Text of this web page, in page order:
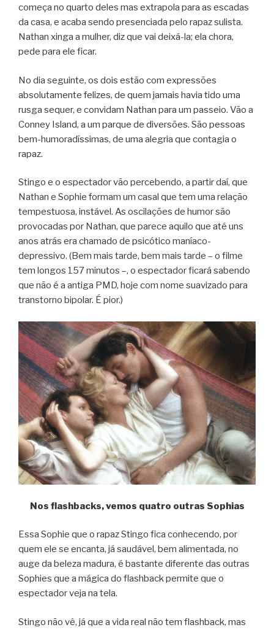
começa no quarto deles mas extrapola para as escadas
da casa, e acaba sendo presenciada pelo rapaz sulista.
Nathan xinga a mulher, diz que vai deixá-la; ela chora,
pede para ele ficar.
No dia seguinte, os dois estão com expressões
absolutamente felizes, de quem jamais havia tido uma
rusga sequer, e convidam Nathan para um passeio. Vão a
Conney Island, a um parque de diversões. São pessoas
bem-humoradíssimas, de uma alegria que contagia o
rapaz.
Stingo e o espectador vão percebendo, a partir daí, que
Nathan e Sophie formam um casal que tem uma relação
tempestuosa, instável. As oscilações de humor são
provocadas por Nathan, que parece aquilo que até uns
anos atrás era chamado de psicótico maníaco-
depressivo. (Bem mais tarde, bem mais tarde – o filme
tem longos 157 minutos –, o espectador ficará sabendo
que não é a antiga PMD, hoje com nome suavizado para
transtorno bipolar. É pior.)
Nos flashbacks, vemos quatro outras Sophias
Essa Sophie que o rapaz Stingo fica conhecendo, por
quem ele se encanta, já saudável, bem alimentada, no
auge da beleza madura, é bastante diferente das outras
Sophies que a mágica do flashback permite que o
espectador veja na tela.
Stingo não vê, já que a vida real não tem flashback, mas